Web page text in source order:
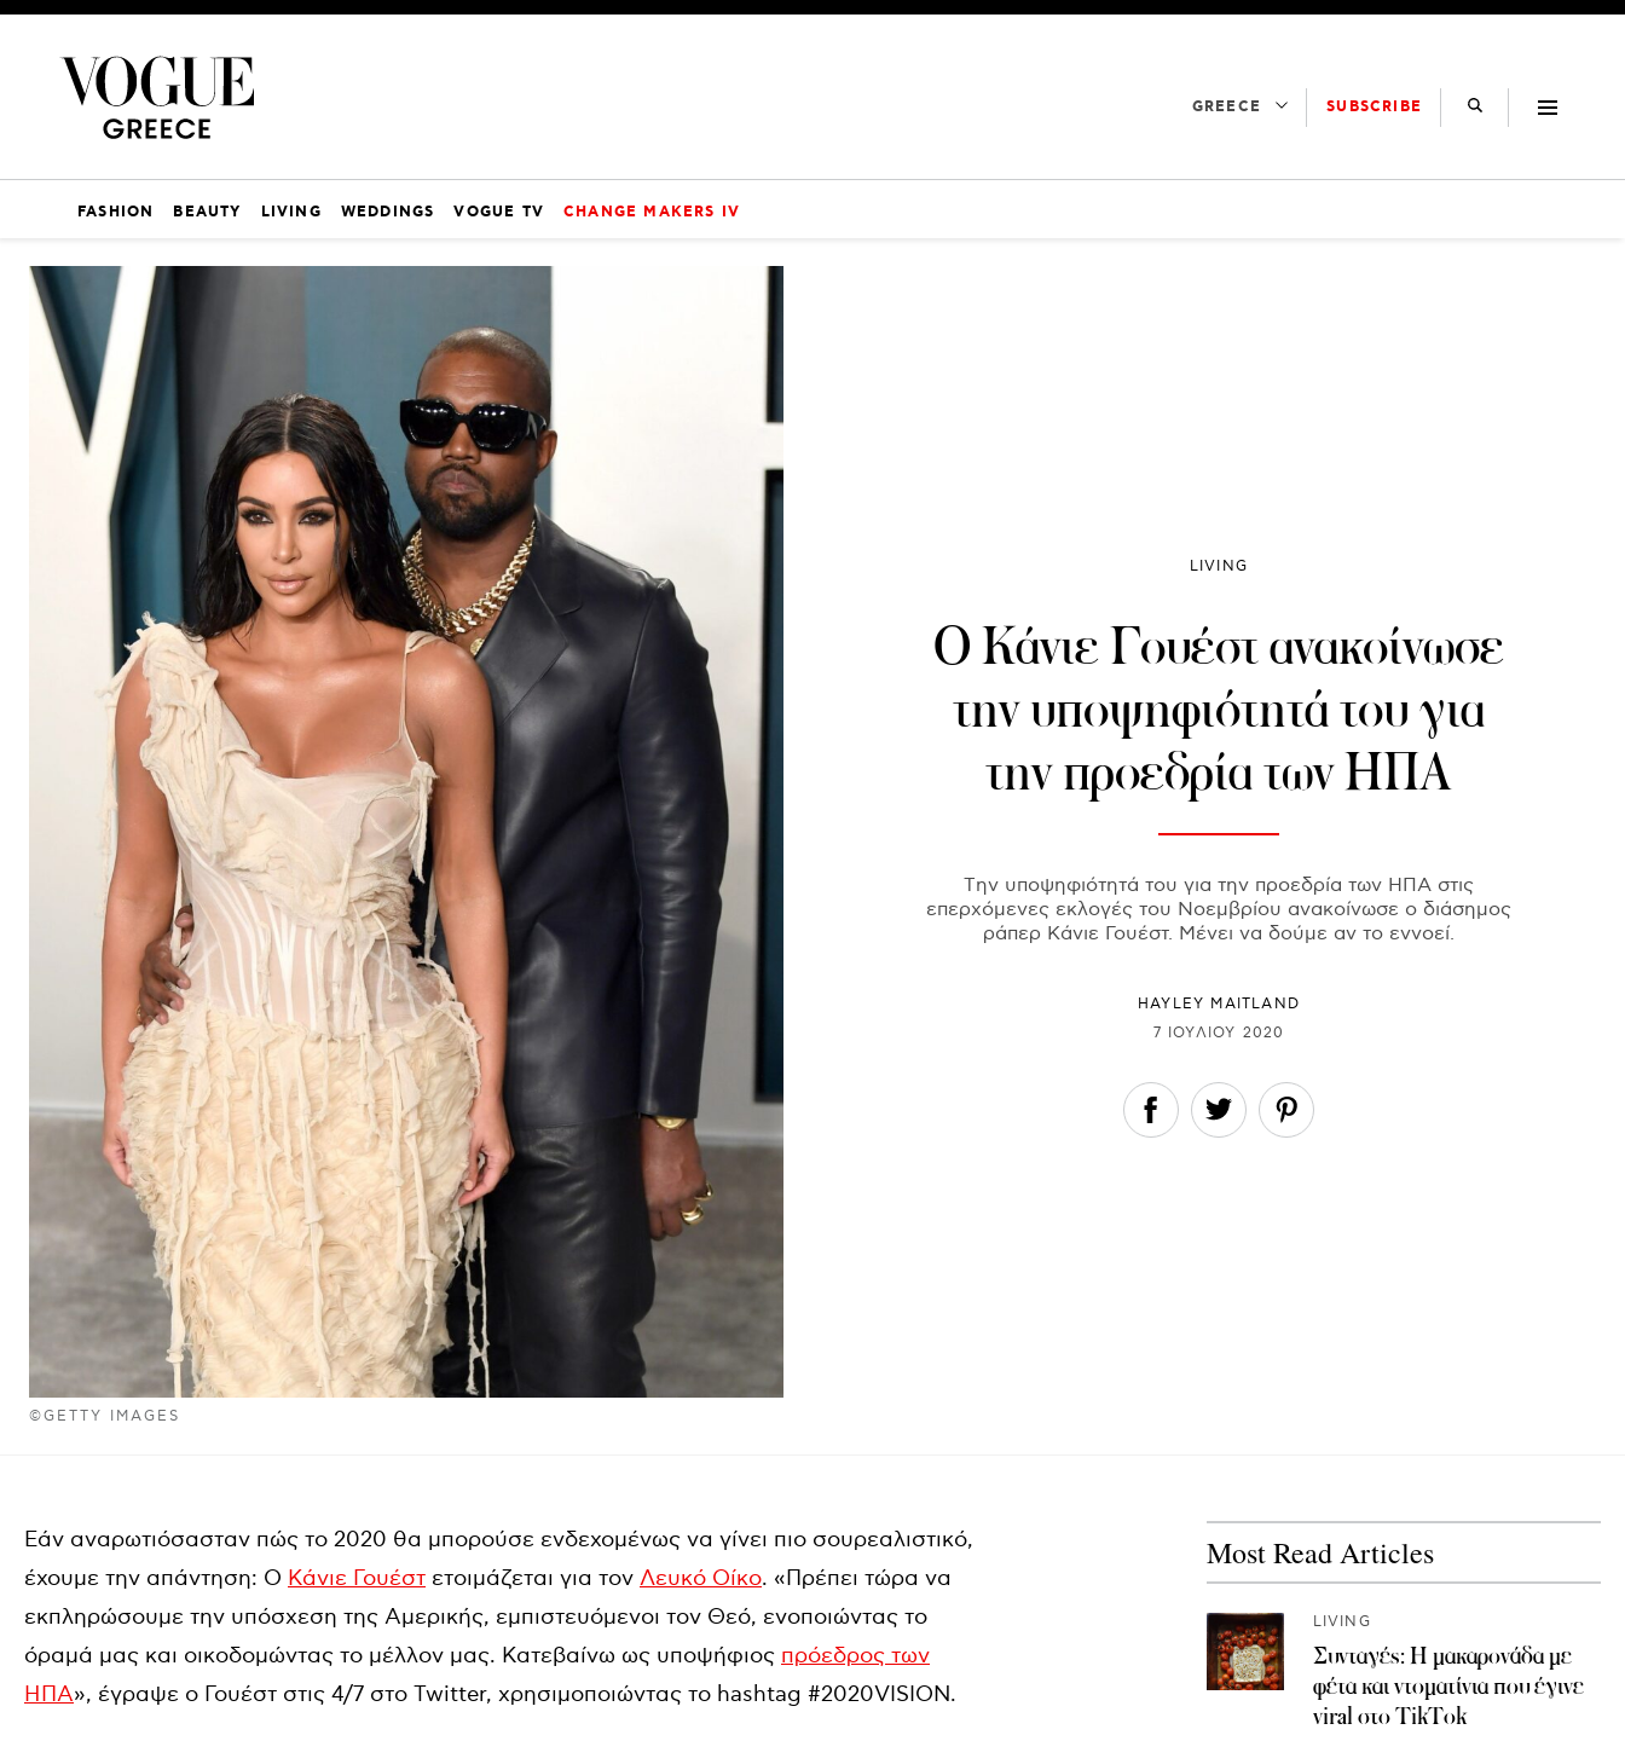
GREECE SUBSCRIBE
FASHION BEAUTY LIVING WEDDINGS VOGUE TV CHANGE MAKERS IV
©GETTY IMAGES
LIVING
Ο Κάνιε Γουέστ ανακοίνωσε
την υποψηφιότητά του για
την προεδρία των ΗΠΑ
Tην υποψηφιότητά του για την προεδρία των ΗΠΑ στις
επερχόμενες εκλογές του Νοεμβρίου ανακοίνωσε ο διάσημος
ράπερ Κάνιε Γουέστ. Μένει να δούμε αν το εννοεί.
HAYLEY MAITLAND
7 ΙΟΥΛΊΟΥ 2020
Εάν αναρωτιόσασταν πώς το 2020 θα μπορούσε ενδεχομένως να γίνει πιο σουρεαλιστικό,
έχουμε την απάντηση: Ο Κάνιε Γουέστ ετοιμάζεται για τον Λευκό Οίκο. «Πρέπει τώρα να
εκπληρώσουμε την υπόσχεση της Αμερικής, εμπιστευόμενοι τον Θεό, ενοποιώντας το
όραμά μας και οικοδομώντας το μέλλον μας. Κατεβαίνω ως υποψήφιος πρόεδρος των
ΗΠΑ», έγραψε ο Γουέστ στις 4/7 στο Twitter, χρησιμοποιώντας το hashtag #2020VISION.
Most Read Articles
LIVING
Συνταγές: H μακαρονάδα με
φέτα και ντοματίνια που έγινε
viral στο TikTok